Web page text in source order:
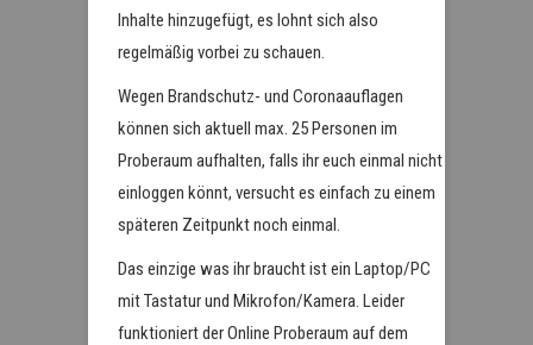
Inhalte hinzugefügt, es lohnt sich also
regelmäßig vorbei zu schauen.
Wegen Brandschutz- und Coronaauflagen
können sich aktuell max. 25 Personen im
Proberaum aufhalten, falls ihr euch einmal nicht
einloggen könnt, versucht es einfach zu einem
späteren Zeitpunkt noch einmal.
Das einzige was ihr braucht ist ein Laptop/PC
mit Tastatur und Mikrofon/Kamera. Leider
funktioniert der Online Proberaum auf dem